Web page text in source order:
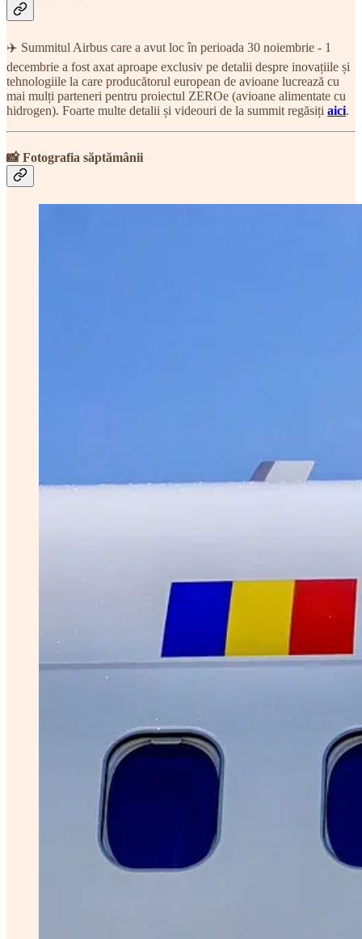
✈️ Summitul Airbus care a avut loc în perioada 30 noiembrie - 1
decembrie a fost axat aproape exclusiv pe detalii despre inovațiile și
tehnologiile la care producătorul european de avioane lucrează cu
mai mulți parteneri pentru proiectul ZEROe (avioane alimentate cu
hidrogen). Foarte multe detalii și videouri de la summit regăsiți aici.
📸 Fotografia săptămânii